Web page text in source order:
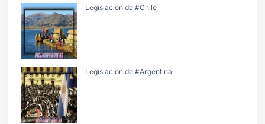
Legislación de #Chile
Legislación de #Argentina